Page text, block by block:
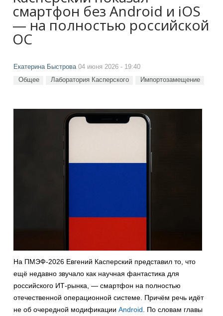
смартфон без Android и iOS
— на полностью российской
ОС
Екатерина Быстрова04 июня 2026 - 19:40
Общее Лаборатория Касперского Импортозамещение
На ПМЭФ-2026 Евгений Касперский представил то, что
ещё недавно звучало как научная фантастика для
российского ИТ-рынка, — смартфон на полностью
отечественной операционной системе. Причём речь идёт
не об очередной модификации Android. По словам главы